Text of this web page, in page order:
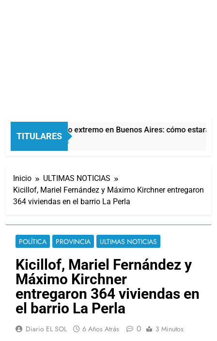
TITULARES
Alerta por frío extremo en Buenos Aires: cómo estará
6 Segundos Atrás
Inicio
ULTIMAS NOTICIAS
Kicillof, Mariel Fernández y Máximo Kirchner entregaron
364 viviendas en el barrio La Perla
POLÍTICA PROVINCIA ULTIMAS NOTICIAS
Kicillof, Mariel Fernández y
Máximo Kirchner
entregaron 364 viviendas en
el barrio La Perla
Diario EL SOL 6 Años Atrás 0 3 Minutos